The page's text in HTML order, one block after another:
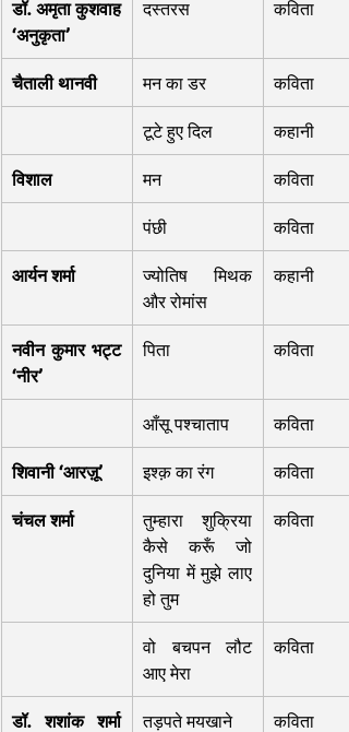
डॉ. अमृता कुशवाह
‘अनुकृता’
दस्तरस कविता
चैताली थानवी मन का डर कविता
टूटे हुए दिल कहानी
विशाल मन कविता
पंछी कविता
आर्यन शर्मा
ज्योतिष मिथक
और रोमांस
कहानी
नवीन कुमार भट्ट
‘नीर’
पिता कविता
आँसू पश्चाताप कविता
शिवानी ‘आरज़ू’ इश्क़ का रंग कविता
चंचल शर्मा
तुम्हारा शुक्रिया
कैसे करूँ जो
दुनिया में मुझे लाए
हो तुम
कविता
वो बचपन लौट
आए मेरा
कविता
डॉ. शशांक शर्मा
तड़पते मयखाने कविता